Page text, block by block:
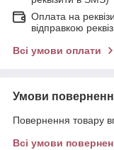
Оплата на
відправкою
Всі умови оплати
Умови
Повернення товару
Всі умови